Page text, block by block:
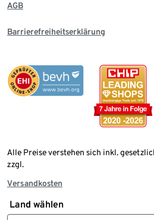
AGB
Barrierefreiheitserklärung
Alle Preise verstehen sich inkl.
zzgl.
Versandkosten
Land wählen